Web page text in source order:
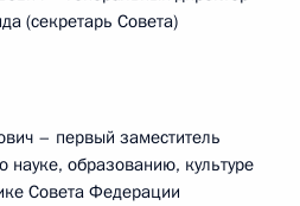
(секретарь Совета)
– первый заместитель
науке, образованию, культуре
Совета Федерации